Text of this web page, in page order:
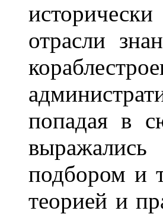
отрасли
попадая в
подбором и
теорией и